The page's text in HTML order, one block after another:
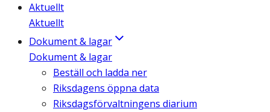
Aktuellt
Aktuellt
Dokument & lagar
Dokument & lagar
Beställ och ladda ner
Riksdagens öppna data
Riksdagsförvaltningens diarium